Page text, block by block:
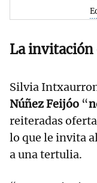
La invitación
Silvia
Núñez Feijóo “
reiteradas
lo que le invita
a una tertulia.